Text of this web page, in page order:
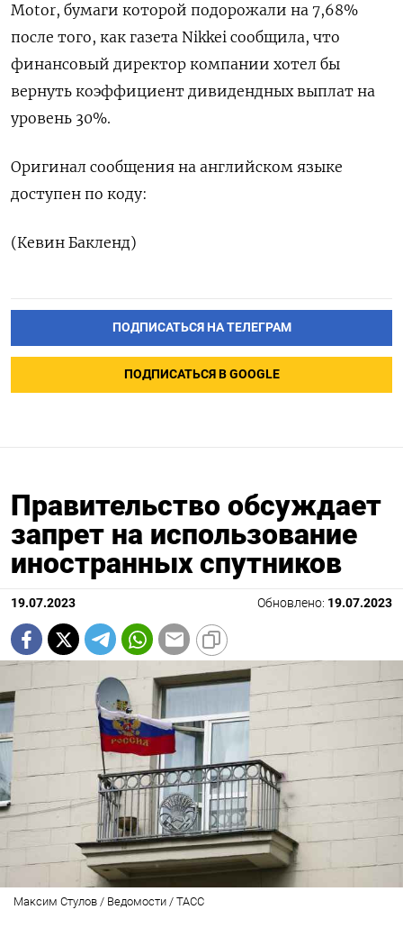
Motor, бумаги которой подорожали на 7,68%
после того, как газета Nikkei сообщила, что
финансовый директор компании хотел бы
вернуть коэффициент дивидендных выплат на
уровень 30%.
Оригинал сообщения на английском языке
доступен по коду:
(Кевин Бакленд)
ПОДПИСАТЬСЯ НА ТЕЛЕГРАМ
ПОДПИСАТЬСЯ В GOOGLE
Правительство обсуждает
запрет на использование
иностранных спутников
19.07.2023 Обновлено: 19.07.2023
Максим Стулов / Ведомости / ТАСС